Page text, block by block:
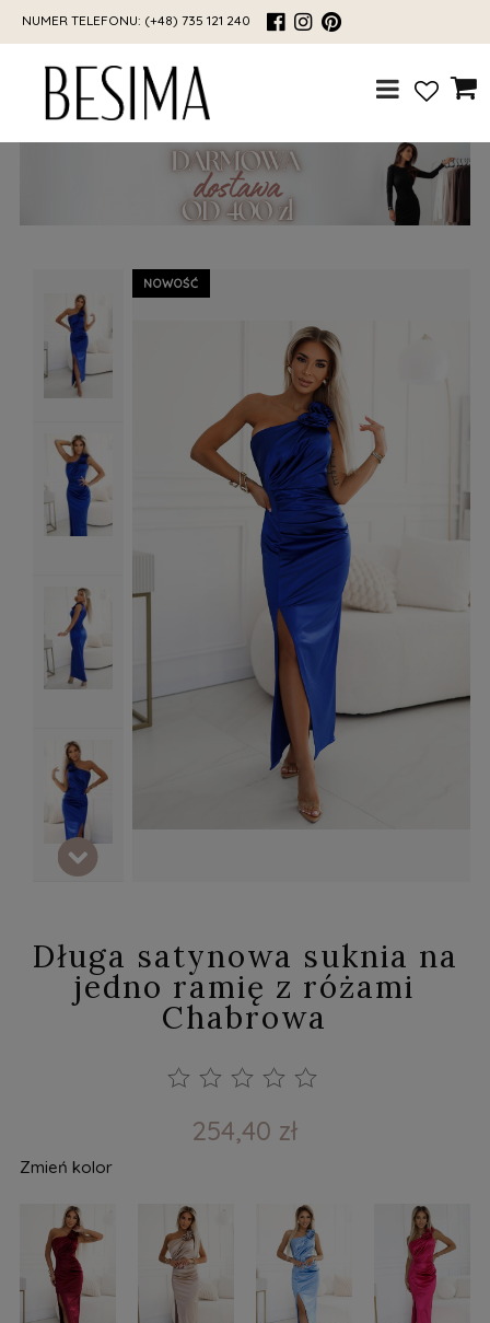
NUMER TELEFONU: (+48) 735 121 240
NOWOŚĆ
Długa satynowa suknia na
jedno ramię z różami
Chabrowa
254,40 zł
Zmień kolor